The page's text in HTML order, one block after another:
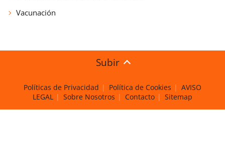
Vacunación
Subir
Políticas de Privacidad Política de Cookies
AVISO
LEGAL
Sobre Nosotros Contacto Sitemap